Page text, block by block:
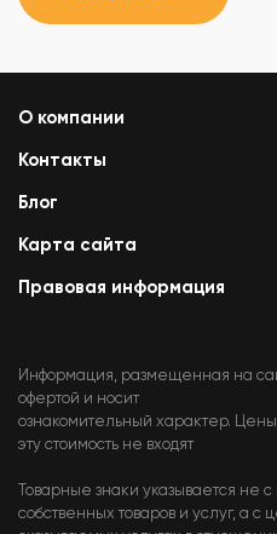
О компании
Контакты
Блог
Карта сайта
Правовая информация
Информация, размещенная на
офертой и носит
ознакомительный характер. Цены
эту стоимость не входят
Товарные знаки указывается не
собственных товаров и услуг, а